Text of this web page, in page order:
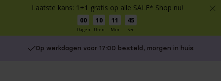
Laatste kans: 1+1 gratis op alle SALE* Shop nu!
00
Dagen
10
Uren
11
Min
45
Sec
Op werkdagen voor 17:00 besteld, morgen in huis